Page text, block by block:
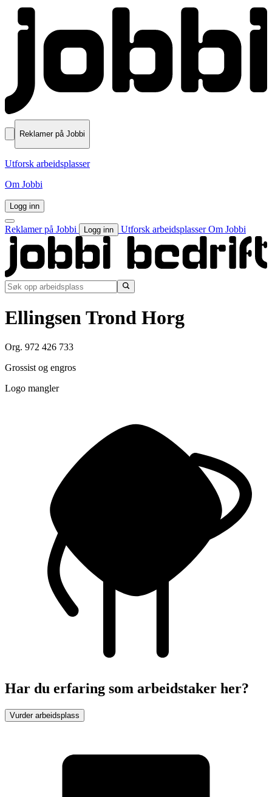
Reklamer på Jobbi
Utforsk arbeidsplasser
Om Jobbi
Logg inn
Reklamer på Jobbi Logg inn Utforsk arbeidsplasserOm Jobbi
Ellingsen Trond Horg
Org. 972 426 733
Grossist og engros
Logo mangler
Har du erfaring som arbeidstaker her?
Vurder arbeidsplass